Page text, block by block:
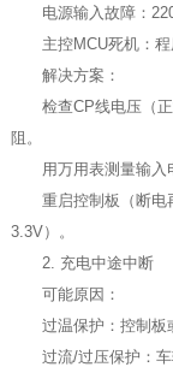
电源输入故障：
主控MCU死机：程
解决方案：
检查CP线电压（正
阻。
用万用表测量输入电
重启控制板（断电再
3.3V）。
2. 充电中途中断
可能原因：
过温保护：控制板
过流/过压保护：车